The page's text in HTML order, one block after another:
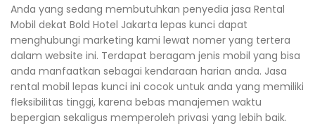
Anda yang sedang membutuhkan penyedia jasa Rental
Mobil dekat Bold Hotel Jakarta lepas kunci dapat
menghubungi marketing kami lewat nomer yang tertera
dalam website ini. Terdapat beragam jenis mobil yang bisa
anda manfaatkan sebagai kendaraan harian anda. Jasa
rental mobil lepas kunci ini cocok untuk anda yang memiliki
fleksibilitas tinggi, karena bebas manajemen waktu
bepergian sekaligus memperoleh privasi yang lebih baik.